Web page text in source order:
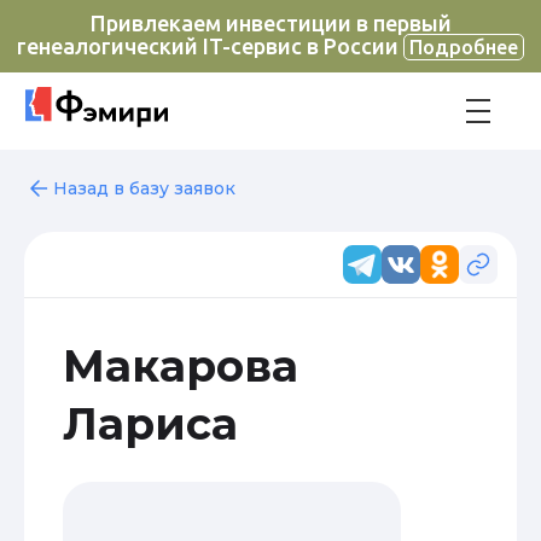
Привлекаем инвестиции в первый
генеалогический IT-сервис в России
Подробнее
Назад в базу заявок
Макарова
Лариса